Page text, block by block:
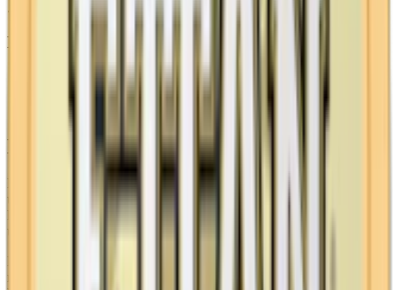
. . .
Ettan nikotinstyrkor (milligram nikotin per prilla)
Ettan Lössnus:beror på storleken på prillan
Ettan White Portion:
7,7 normalstarkt snus
Ettan Portion:
Ettan snus – format och storlekar
Med en historia som sträcker sig tillbaka till 1822, har Ettan
utvecklat sitt sortiment i takt med tiden till att idag inkludera lössnus,
klassiskt portionssnus och white portionssnus. Varje format har sina
unika egenskaper vad gäller storlek, fukthalt och känsla.